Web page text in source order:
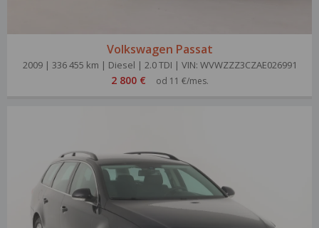
Volkswagen Passat
2009 | 336 455 km | Diesel | 2.0 TDI | VIN: WVWZZZ3CZAE026991
2 800 € od 11 €/mes.